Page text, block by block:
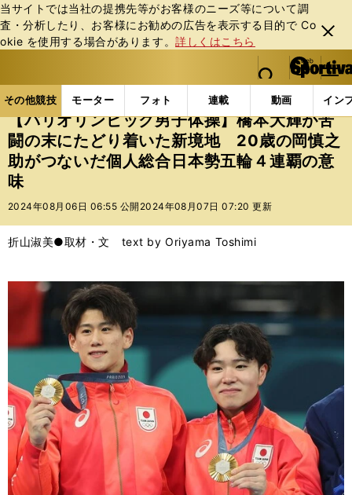
当サイトでは当社の提携先等がお客様のニーズ等について調
査・分析したり、お客様にお勧めの広告を表⽰する⽬的で Co
okie を使⽤する場合があります。詳しくはこちら
閉じ
る
web Sportiva (webスポルティーバ)
検索
マイペ
ー
ジ
メニュ
その他競技 モーター フォト 連載 動画 イン
ス
ポ
ル
テ
ィ
ー
バ
その他競技の記事一覧 その他競技 その他 【パ
【パリオリンピック男子体操】橋本大輝が苦
闘の末にたどり着いた新境地 20歳の岡慎之
助がつないだ個人総合日本勢五輪４連覇の意
味
2024年08月06日 06:55 公開 2024年08月07日 07:20 更新
折山淑美●取材・文 text by Oriyama Toshimi